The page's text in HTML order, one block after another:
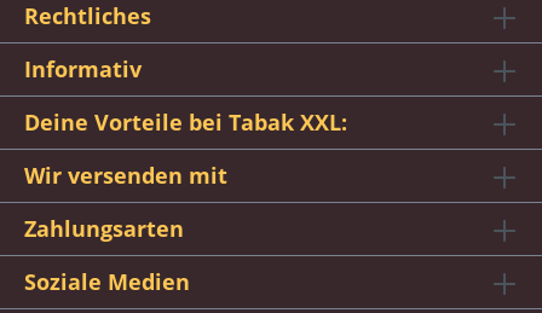
Rechtliches
Informativ
Deine Vorteile bei Tabak XXL:
Wir versenden mit
Zahlungsarten
Soziale Medien